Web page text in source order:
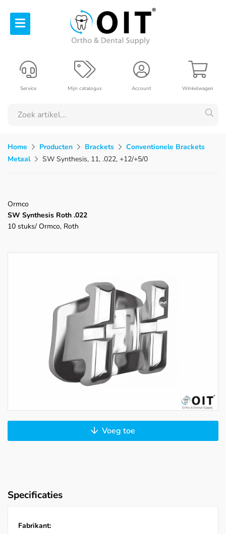
Winkelwagen
Account
Mijn catalogus
Service
Home Producten Brackets
Conventionele Brackets
Metaal
SW Synthesis, 11, .022, +12/+5/0
Ormco
SW Synthesis Roth .022
10 stuks/ Ormco, Roth
Voeg toe
Specificaties
Fabrikant: